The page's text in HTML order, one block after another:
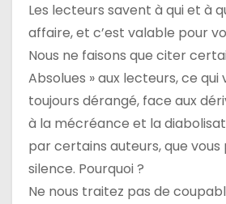
Les lecteurs savent à qui et à
affaire, et c’est valable pour
Nous ne faisons que citer
Absolues » aux lecteurs, ce qui
toujours dérangé, face aux
à la mécréance et la
par certains auteurs, que vous
silence. Pourquoi ?
Ne nous traitez pas de